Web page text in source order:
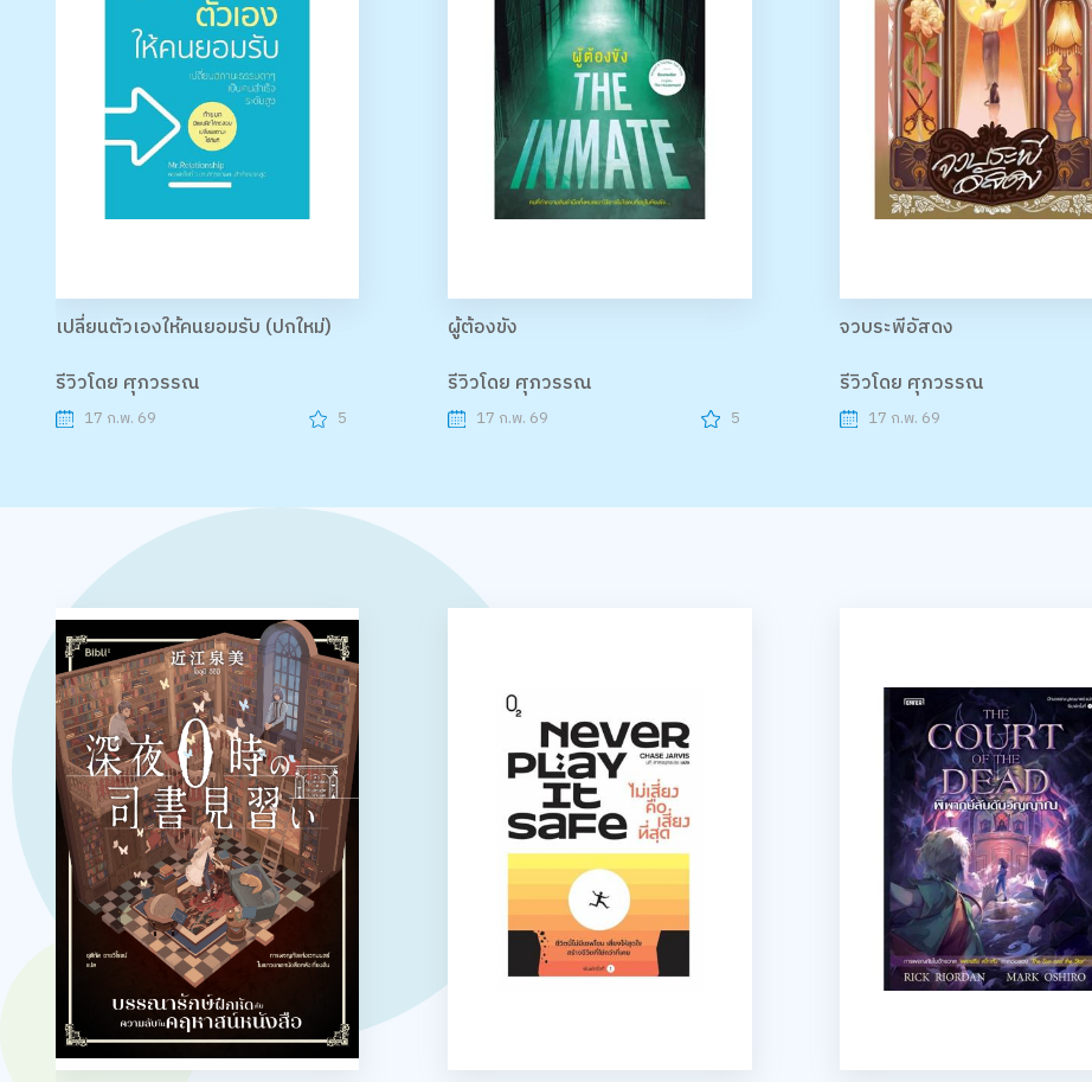
เปลี่ยนตัวเองให้คนยอมรับ (ปกใหม่)
รีวิวโดย ศุภวรรณ
17 ก.พ. 69 5
ผู้ต้องขัง
รีวิวโดย ศุภวรรณ
17 ก.พ. 69 5
จวบระพีอัสดง
รีวิวโดย ศุภวรรณ
17 ก.พ. 69